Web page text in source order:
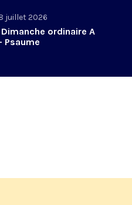
juillet 2026
ordinaire A
Psaume